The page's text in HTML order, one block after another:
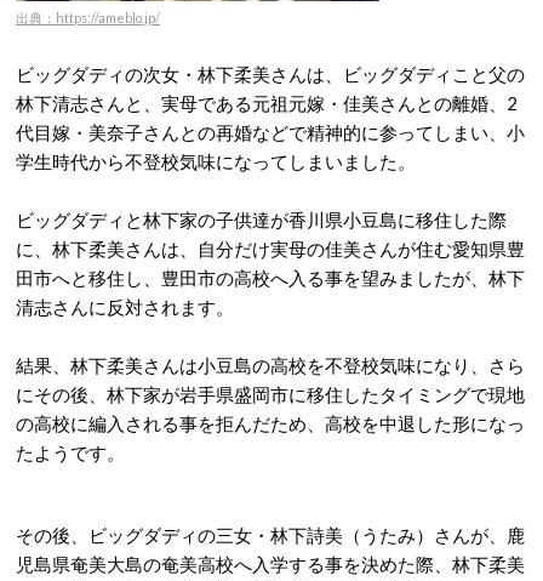
出典：https://ameblo.jp/
ビッグダディの次女・林下柔美さんは、ビッグダディこと父の
林下清志さんと、実母である元祖元嫁・佳美さんとの離婚、2
代目嫁・美奈子さんとの再婚などで精神的に参ってしまい、小
学生時代から不登校気味になってしまいました。
ビッグダディと林下家の子供達が香川県小豆島に移住した際
に、林下柔美さんは、自分だけ実母の佳美さんが住む愛知県豊
田市へと移住し、豊田市の高校へ入る事を望みましたが、林下
清志さんに反対されます。
結果、林下柔美さんは小豆島の高校を不登校気味になり、さら
にその後、林下家が岩手県盛岡市に移住したタイミングで現地
の高校に編入される事を拒んだため、高校を中退した形になっ
たようです。
その後、ビッグダディの三女・林下詩美（うたみ）さんが、鹿
児島県奄美大島の奄美高校へ入学する事を決めた際、林下柔美